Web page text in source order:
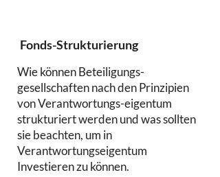
Fonds-Strukturierung
Wie können Beteiligungs-
gesellschaften nach den Prinzipien
von Verantwortungs-eigentum
strukturiert werden und was sollten
sie beachten, um in
Verantwortungseigentum
Investieren zu können.